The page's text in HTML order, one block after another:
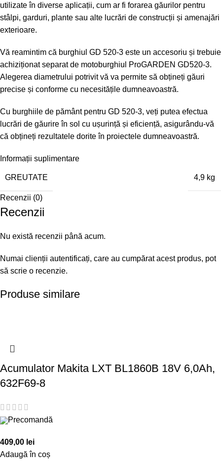
utilizate în diverse aplicații, cum ar fi forarea găurilor pentru
stâlpi, garduri, plante sau alte lucrări de construcții și amenajări
exterioare.
Vă reamintim că burghiul GD 520-3 este un accesoriu și trebuie
achiziționat separat de motoburghiul ProGARDEN GD520-3.
Alegerea diametrului potrivit vă va permite să obțineți găuri
precise și conforme cu necesitățile dumneavoastră.
Cu burghiile de pământ pentru GD 520-3, veți putea efectua
lucrări de găurire în sol cu ușurință și eficiență, asigurându-vă
că obțineți rezultatele dorite în proiectele dumneavoastră.
Informații suplimentare
GREUTATE 4,9 kg
Recenzii (0)
Recenzii
Nu există recenzii până acum.
Numai clienții autentificați, care au cumpărat acest produs, pot
să scrie o recenzie.
Produse similare
Acumulator Makita LXT BL1860B 18V 6,0Ah,
632F69-8
Precomandă
409,00 lei
Adaugă în coș